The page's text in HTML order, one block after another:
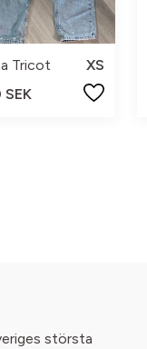
Tricot
XS
SEK
största